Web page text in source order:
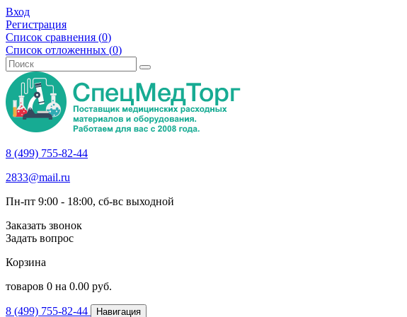
Вход
Регистрация
Список сравнения (0)
Список отложенных (0)
8 (499) 755-82-44
2833@mail.ru
Пн-пт 9:00 - 18:00, сб-вс выходной
Заказать звонок
Задать вопрос
Корзина
товаров 0 на 0.00 руб.
8 (499) 755-82-44 Навигация